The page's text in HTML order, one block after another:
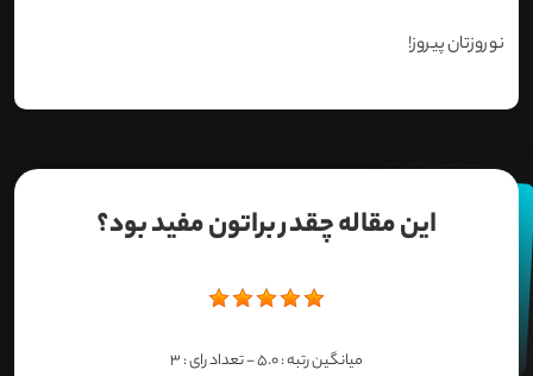
نوروزتان پیروز!
این مقاله چقدر براتون مفید بود؟
میانگین رتبه :5.0- تعداد رای :3